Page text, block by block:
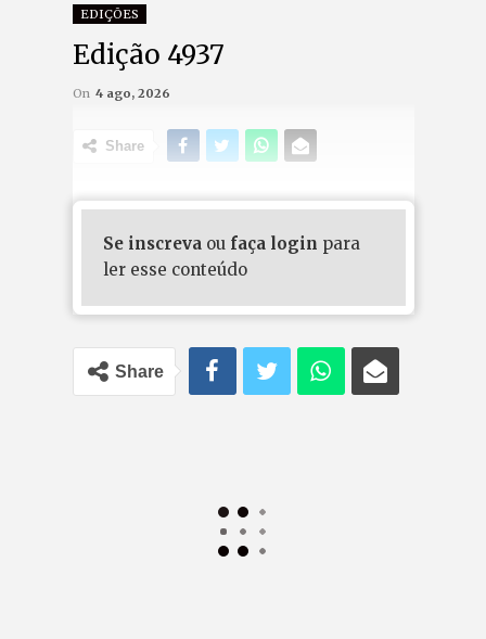
EDIÇÕES
Edição 4937
On 4 ago, 2026
Share
Se inscrevaou faça login para
ler esse conteúdo
Share